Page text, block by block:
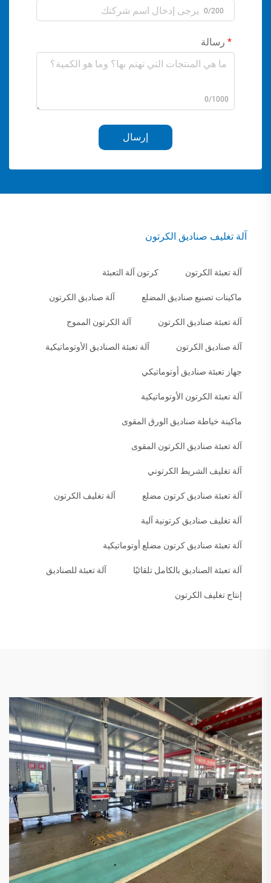
0/200
رسالة
0/1000
إرسال
آلة تغليف صناديق الكرتون
آلة تعبئة الكرتون كرتون آلة التعبئة
ماكينات تصنيع صناديق المضلع آلة صناديق الكرتون
آلة تعبئة صناديق الكرتون آلة الكرتون المموج
آلة صناديق الكرتون آلة تعبئة الصناديق الأوتوماتيكية
جهاز تعبئة صناديق أوتوماتيكي
آلة تعبئة الكرتون الأوتوماتيكية
ماكينة خياطة صناديق الورق المقوى
آلة تعبئة صناديق الكرتون المقوى
آلة تغليف الشريط الكرتوني
آلة تعبئة صناديق كرتون مضلع آلة تغليف الكرتون
آلة تغليف صناديق كرتونية آلية
آلة تعبئة صناديق كرتون مضلع أوتوماتيكية
آلة تعبئة الصناديق بالكامل تلقائيًا آلة تعبئة للصناديق
إنتاج تغليف الكرتون